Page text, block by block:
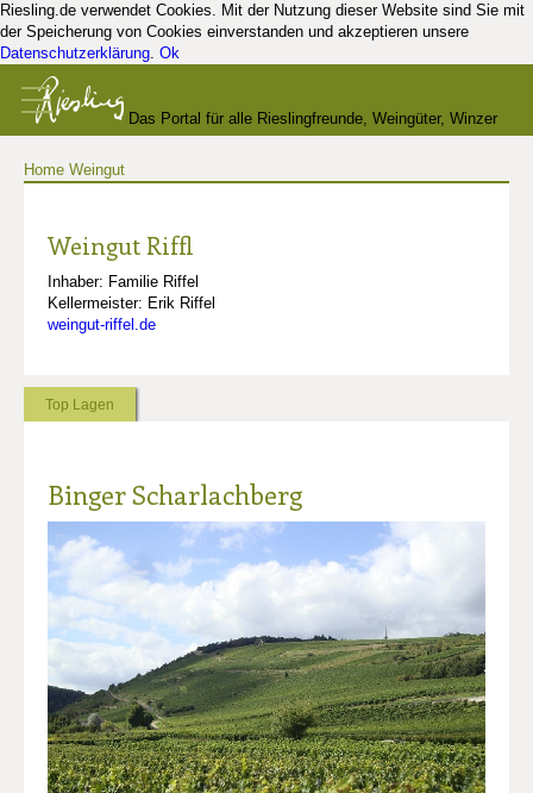
Riesling.de verwendet Cookies. Mit der Nutzung dieser Website sind Sie mit
der Speicherung von Cookies einverstanden und akzeptieren unsere
Datenschutzerklärung. Ok
Das Portal für alle Rieslingfreunde, Weingüter, Winzer
Home Weingut
Weingut Riffl
Inhaber: Familie Riffel
Kellermeister: Erik Riffel
weingut-riffel.de
Top Lagen
Binger Scharlachberg